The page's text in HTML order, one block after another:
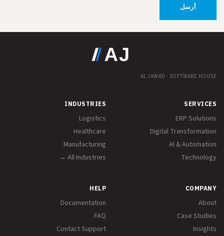
أرسل
AL JAWAD · SOFTWARE HOUSE
SERVICES
ERP Solutions
Digital Transformation
AI & Automation
Technology
INDUSTRIES
Logistics
Healthcare
Manufacturing
All Industries →
COMPANY
About
Case Studies
Insights
HELP
Documentation
FAQ
Contact Support